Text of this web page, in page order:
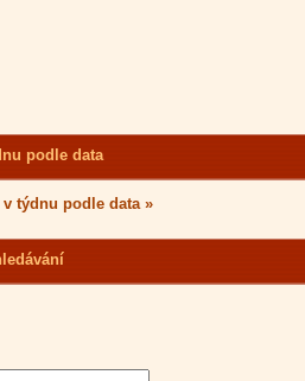
podle data
týdnu podle data »